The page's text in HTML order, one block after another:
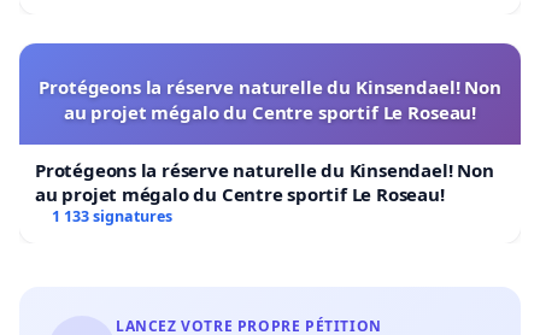
Protégeons la réserve naturelle du Kinsendael! Non
au projet mégalo du Centre sportif Le Roseau!
Protégeons la réserve naturelle du Kinsendael! Non
au projet mégalo du Centre sportif Le Roseau!
1 133 signatures
LANCEZ VOTRE PROPRE PÉTITION